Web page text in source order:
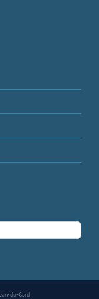
du-Gard